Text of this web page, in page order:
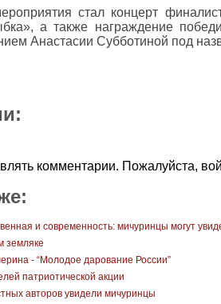
стал концерт
а также награждение
Анастасии Субботиной под
комментарии. Пожалуйста,
и современность: мичуринцы могут
земляке
- “Молодое дарование России”
патриотической акции
авторов увидели мичуринцы